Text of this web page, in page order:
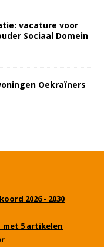
vacature voor
Sociaal Domein
Oekraïners
2026 - 2030
met 5 artikelen